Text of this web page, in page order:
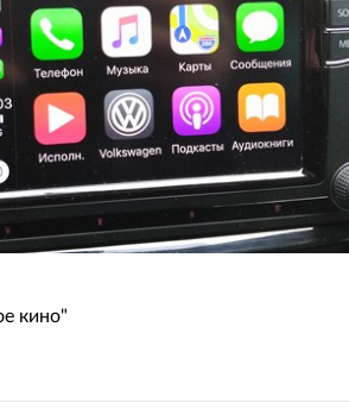
кино"